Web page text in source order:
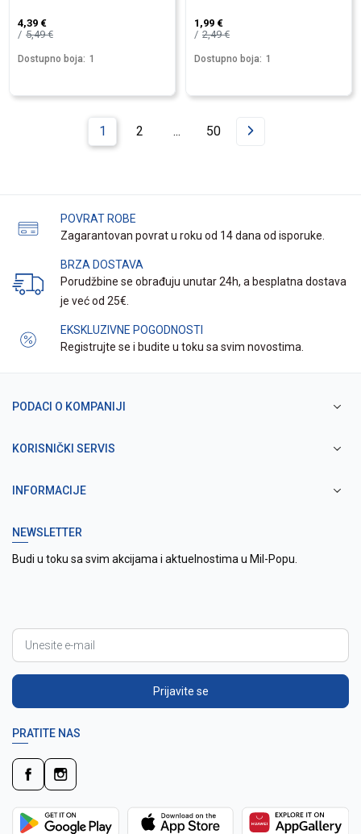
4,39 €
5,49€
Dostupno boja: 1
1,99 €
2,49€
Dostupno boja: 1
1 2 ... 50
POVRAT ROBE
Zagarantovan povrat u roku od 14 dana od isporuke.
BRZA DOSTAVA
Porudžbine se obrađuju unutar 24h, a besplatna dostava
je već od 25€.
EKSKLUZIVNE POGODNOSTI
Registrujte se i budite u toku sa svim novostima.
PODACI O KOMPANIJI
KORISNIČKI SERVIS
INFORMACIJE
NEWSLETTER
Budi u toku sa svim akcijama i aktuelnostima u Mil-Popu.
Prijavite se
PRATITE NAS